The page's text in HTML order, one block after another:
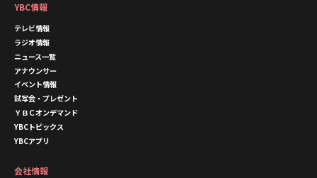
YBC情報
テレビ情報
ラジオ情報
ニュース一覧
アナウンサー
イベント情報
試写会・プレゼント
ＹＢＣオンデマンド
YBCトピックス
YBCアプリ
会社情報